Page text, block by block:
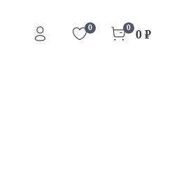
0 0 0 ₽